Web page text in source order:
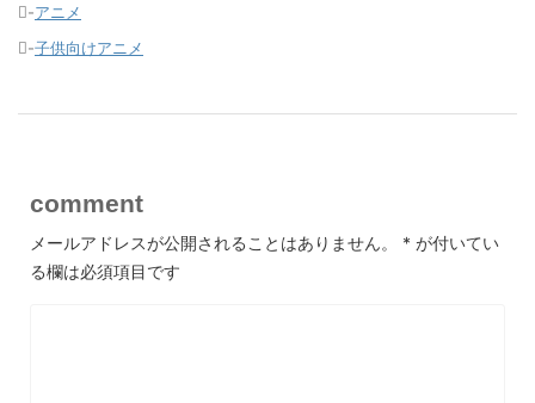
-アニメ
-子供向けアニメ
comment
メールアドレスが公開されることはありません。 * が付いてい
る欄は必須項目です